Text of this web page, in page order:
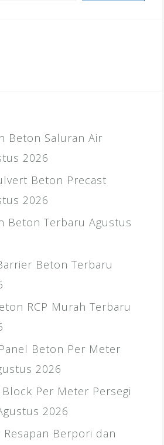
Beton Saluran Air
2026
Beton Precast
2026
Beton Terbaru Agustus
Beton Terbaru
RCP Murah Terbaru
Beton Per Meter
2026
Block Per Meter Persegi
2026
Resapan Berpori dan